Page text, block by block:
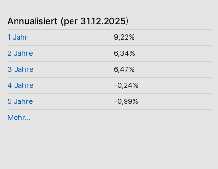
Annualisiert (per 31.12.2025)
1 Jahr
9,22%
2 Jahre
6,34%
3 Jahre
6,47%
4 Jahre
-0,24%
5 Jahre
-0,99%
Mehr...